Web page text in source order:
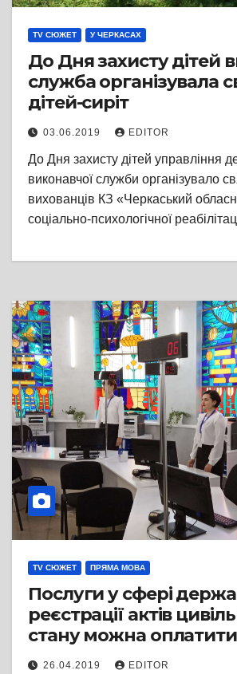
TV СЮЖЕТ У ЧЕРКАСАХ
До Дня захисту дітей
служба організувала
дітей-сиріт
03.06.2019 EDITOR
До Дня захисту дітей управління
виконавчої служби організувало
вихованців КЗ «Черкаський
соціально-психологічної
TV СЮЖЕТ ПРЯМА МОВА
Послуги у сфері
реєстрації актів
стану можна оплатити
банківською карткою
26.04.2019 EDITOR